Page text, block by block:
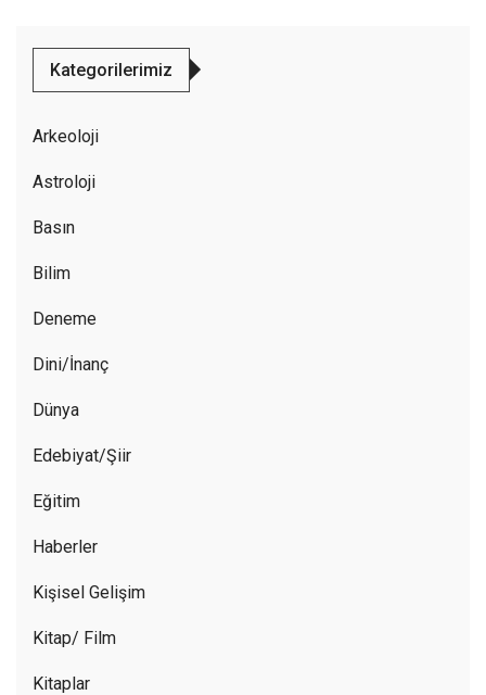
Kategorilerimiz
Arkeoloji
Astroloji
Basın
Bilim
Deneme
Dini/İnanç
Dünya
Edebiyat/Şiir
Eğitim
Haberler
Kişisel Gelişim
Kitap/ Film
Kitaplar